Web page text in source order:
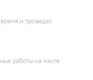
и проведет
работы на месте